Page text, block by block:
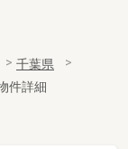
千葉県
件詳細